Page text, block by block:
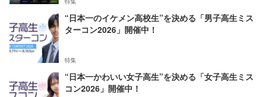
“日本一のイケメン高校生”を決める「男子高生ミス
ターコン2026」開催中！
特集
“日本一かわいい女子高生”を決める「女子高生ミス
コン2026」開催中！